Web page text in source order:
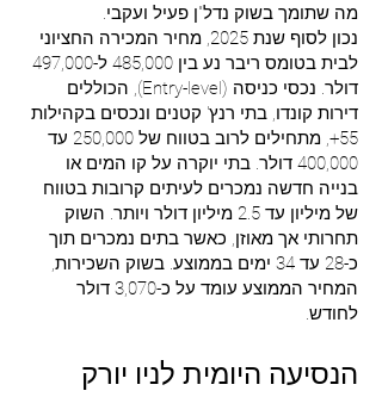
מה שתומך בשוק נדל"ן פעיל ועקבי.
נכון לסוף שנת 2025, מחיר המכירה החציוני
לבית בטומס ריבר נע בין 485,000 ל-497,000
דולר. נכסי כניסה (Entry-level), הכוללים
דירות קונדו, בתי רנץ' קטנים ונכסים בקהילות
55+, מתחילים לרוב בטווח של 250,000 עד
400,000 דולר. בתי יוקרה על קו המים או
בנייה חדשה נמכרים לעיתים קרובות בטווח
של מיליון עד 2.5 מיליון דולר ויותר. השוק
תחרותי אך מאוזן, כאשר בתים נמכרים תוך
כ-28 עד 34 ימים בממוצע. בשוק השכירות,
המחיר הממוצע עומד על כ-3,070 דולר
לחודש.
הנסיעה היומית לניו יורק